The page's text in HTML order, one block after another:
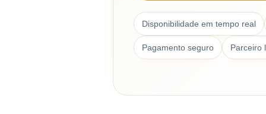
Disponibilidade em tempo real
Pagamento seguro Parceiro